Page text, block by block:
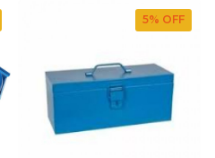
5% OFF